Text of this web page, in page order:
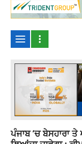
ਪੰਜਾਬ ’ਚ ਬੇਸਹਾਰਾ